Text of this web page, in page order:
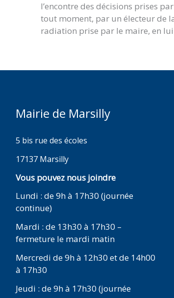
l’encontre des décisions prises
tout moment, par un électeur de
radiation prise par le maire, en
Mairie de Marsilly
5 bis rue des écoles
17137 Marsilly
Vous pouvez nous joindre
Lundi : de 9h à 17h30 (journée
continue)
Mardi : de 13h30 à 17h30 –
fermeture le mardi matin
Mercredi de 9h à 12h30 et de 14h00
à 17h30
Jeudi : de 9h à 17h30 (journée